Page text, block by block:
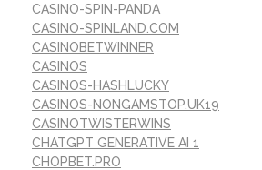
CASINO-SPIN-PANDA
CASINO-SPINLAND.COM
CASINOBETWINNER
CASINOS
CASINOS-HASHLUCKY
CASINOS-NONGAMSTOP.UK19
CASINOTWISTERWINS
CHATGPT GENERATIVE AI 1
CHOPBET.PRO